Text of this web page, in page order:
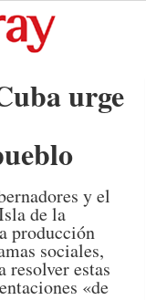
urge
y el
de la
producción
sociales,
estas
«de